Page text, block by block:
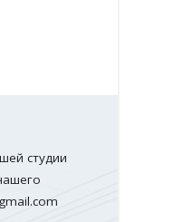
студии